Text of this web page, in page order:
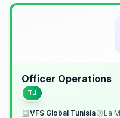
Officer Operations
TJ
VFS Global Tunisia
La